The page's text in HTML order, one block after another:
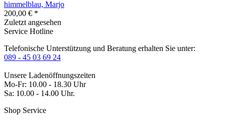
himmelblau, Marjo
200,00 € *
Zuletzt angesehen
Service Hotline
Telefonische Unterstützung und Beratung erhalten Sie unter:
089 - 45 03 69 24
Unsere Ladenöffnungszeiten
Mo-Fr: 10.00 - 18.30 Uhr
Sa: 10.00 - 14.00 Uhr.
Shop Service